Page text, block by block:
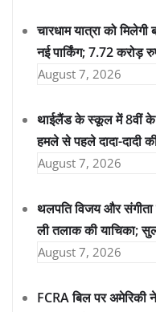
चारधाम यात्रा को
नई पार्किंग; 7.72 करोड़
August 7, 2026
थाईलैंड के स्कूल में 8वीं के
हमले से पहले दादा-दादी
August 7, 2026
थलपति विजय और संगीता
ली तलाक की याचिका;
August 7, 2026
FCRA बिल पर अमेरिकी